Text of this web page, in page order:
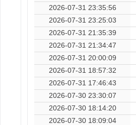
2026-07-31 23:35:56
2026-07-31 23:25:03
2026-07-31 21:35:39
2026-07-31 21:34:47
2026-07-31 20:00:09
2026-07-31 18:57:32
2026-07-31 17:46:43
2026-07-30 23:30:07
2026-07-30 18:14:20
2026-07-30 18:09:04